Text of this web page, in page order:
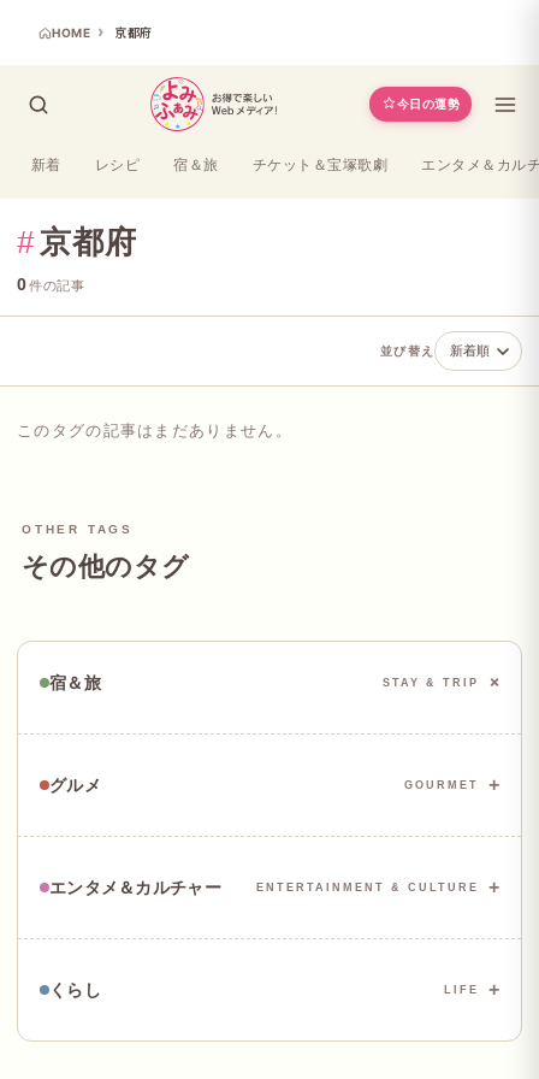
HOME 京都府
今日の運勢
新着 レシピ 宿＆旅 チケット＆宝塚歌劇 エンタメ＆カル
#京都府
0 件の記事
並び替え
このタグの記事はまだありません。
OTHER TAGS
その他のタグ
宿＆旅 STAY & TRIP +
都道府県・エリア
旅のシーン
オールインクルーシブ
グルメ GOURMET +
都道府県・エリア
グルメ・食材
エンタメ＆カルチャー ENTERTAINMENT & CULTURE +
都道府県・エリア
くらし LIFE +
都道府県・エリア